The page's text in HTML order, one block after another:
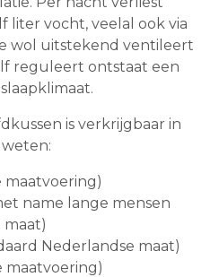
liter vocht, veelal ook via
wol uitstekend ventileert
reguleert ontstaat een
is verkrijgbaar in
maatvoering)
name lange mensen
Nederlandse maat)
maatvoering)